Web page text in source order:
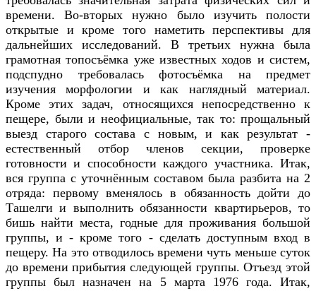
времени. Во-вторых нужно было изучить полости
открытые и кроме того наметить перспективы для
дальнейших исследований. В третьих нужна была
грамотная топосъёмка уже известных ходов и систем,
подспудно требовалась фотосъёмка на предмет
изучения морфологии и как наглядный материал.
Кроме этих задач, относящихся непосредственно к
пещере, были и неофициальные, так то: прощальный
выезд старого состава с новым, и как результат -
естественный отбор членов секции, проверке
готовности и способности каждого участника. Итак,
вся группа с уточнённым составом была разбита на 2
отряда: первому вменялось в обязанность дойти до
Ташелги и выполнить обязанности квартирьеров, то
бишь найти места, годные для проживания большой
группы, и - кроме того - сделать доступным вход в
пещеру. На это отводилось времени чуть меньше суток
до времени прибытия следующей группы. Отъезд этой
группы был назначен на 5 марта 1976 года. Итак,